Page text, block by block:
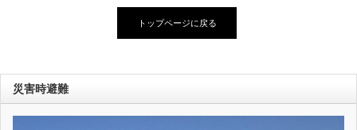
トップページに戻る
災害時避難